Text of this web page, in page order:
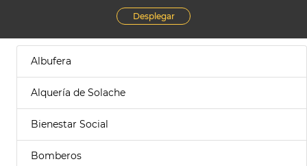
Desplegar
Albufera
Alquería de Solache
Bienestar Social
Bomberos